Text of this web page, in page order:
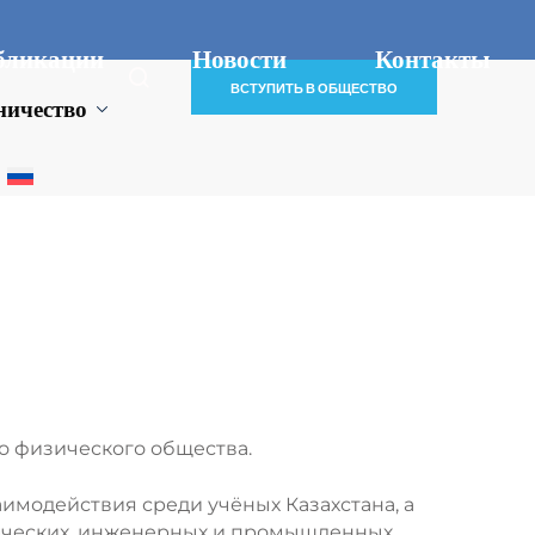
Новости Контакты
ВСТУПИТЬ В ОБЩЕСТВО
физического общества.
среди учёных Казахстана, а